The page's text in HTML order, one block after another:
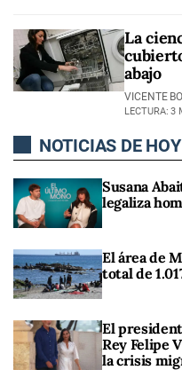
La
abajo
VICENTE
LECTURA: 3
NOTICIAS DE HOY
Susana
legaliza
El área de
total de
El
Rey Felipe
la crisis